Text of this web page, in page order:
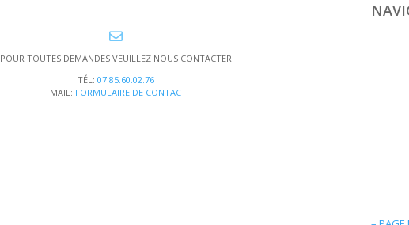

POUR TOUTES DEMANDES VEUILLEZ NOUS CONTACTER
TÉL:07.85.60.02.76
MAIL: FORMULAIRE DE CONTACT